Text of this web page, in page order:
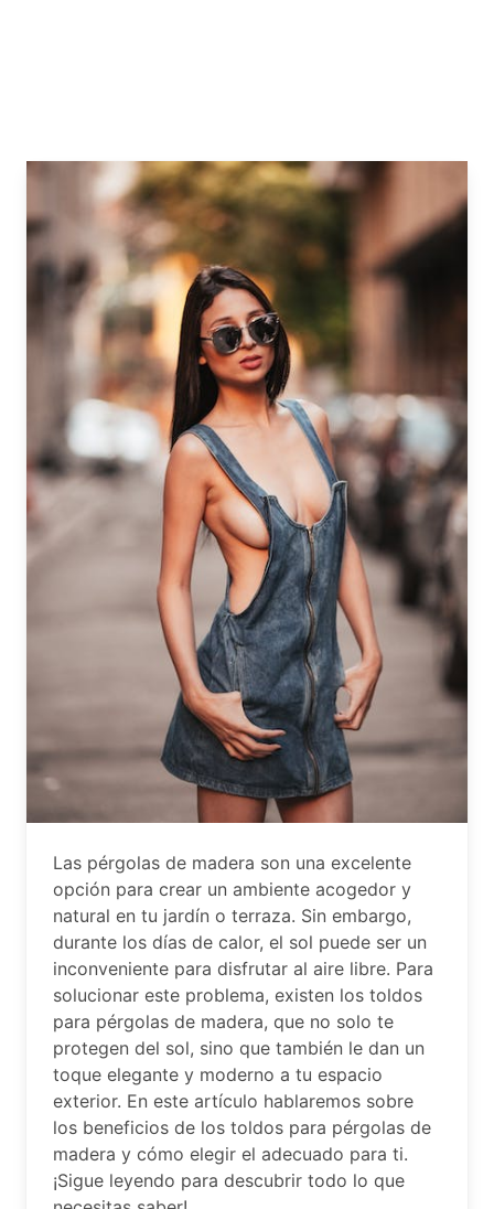
Las pérgolas de madera son una excelente
opción para crear un ambiente acogedor y
natural en tu jardín o terraza. Sin embargo,
durante los días de calor, el sol puede ser un
inconveniente para disfrutar al aire libre. Para
solucionar este problema, existen los toldos
para pérgolas de madera, que no solo te
protegen del sol, sino que también le dan un
toque elegante y moderno a tu espacio
exterior. En este artículo hablaremos sobre
los beneficios de los toldos para pérgolas de
madera y cómo elegir el adecuado para ti.
¡Sigue leyendo para descubrir todo lo que